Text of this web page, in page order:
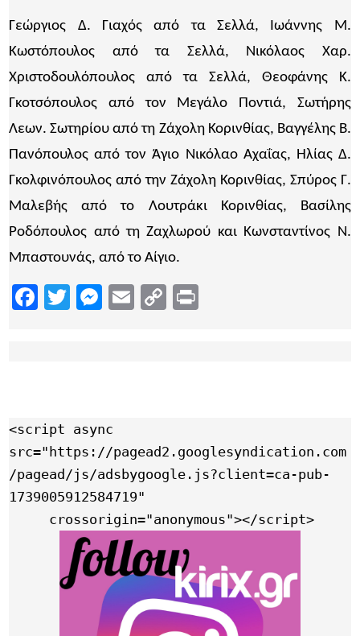
Γεώργιος Δ. Γιαχός από τα Σελλά, Ιωάννης Μ.
Κωστόπουλος από τα Σελλά, Νικόλαος Χαρ.
Χριστοδουλόπουλος από τα Σελλά, Θεοφάνης Κ.
Γκοτσόπουλος από τον Μεγάλο Ποντιά, Σωτήρης
Λεων. Σωτηρίου από τη Ζάχολη Κορινθίας, Βαγγέλης Β.
Πανόπουλος από τον Άγιο Νικόλαο Αχαΐας, Ηλίας Δ.
Γκολφινόπουλος από την Ζάχολη Κορινθίας, Σπύρος Γ.
Μαλεβής από το Λουτράκι Κορινθίας, Βασίλης
Ροδόπουλος από τη Ζαχλωρού και Κωνσταντίνος Ν.
Μπαστουνάς, από το Αίγιο.
Facebook
TwitterMessenger
EmailCopy
<script async
src="https://pagead2.googlesyndication.com
/pagead/js/adsbygoogle.js?client=ca-pub-
1739005912584719"
     crossorigin="anonymous"></script>